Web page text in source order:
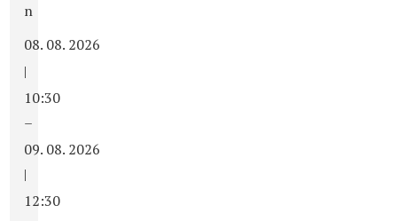
n
08. 08. 2026
|
10:30
–
09. 08. 2026
|
12:30